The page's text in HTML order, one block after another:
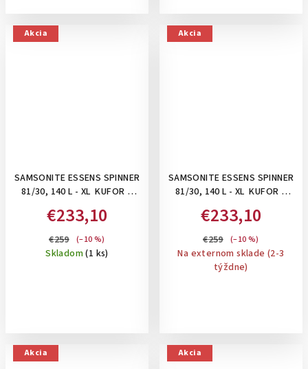
Akcia
SAMSONITE ESSENS SPINNER
81/30, 140 L - XL KUFOR S
CHARCOAL/RED
€233,10
€259 (–10 %)
Skladom(1 ks)
Akcia
SAMSONITE ESSENS SPINNER
81/30, 140 L - XL KUFOR S
CLAY
€233,10
€259 (–10 %)
Na externom sklade (2-3
týždne)
Akcia Akcia